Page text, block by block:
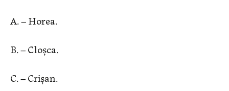
A. – Horea.
B. – Cloșca.
C. – Crișan.